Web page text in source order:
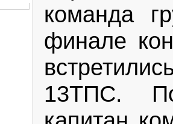
команда
финале
13ТПС.